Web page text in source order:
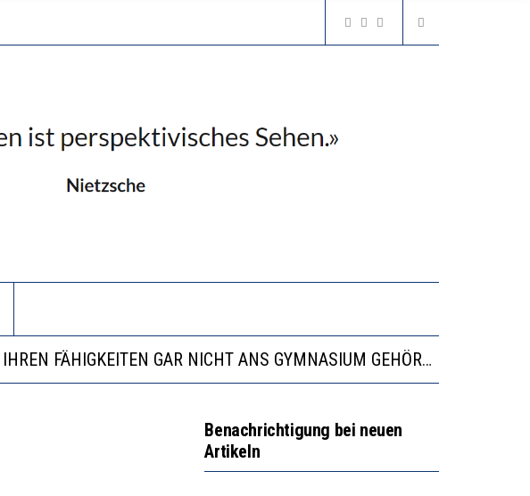
BEI DEN LERNLEISTUNGEN”
“VIEL ZU VIELE SCHÜLER, DIE GEMESSEN AN IHREN FÄHIGKEITEN GAR NICHT ANS GYMNASIUM GEHÖREN”
BEI DEN LERNLEISTUNGEN”Benachrichtigung bei neuen
Artikeln